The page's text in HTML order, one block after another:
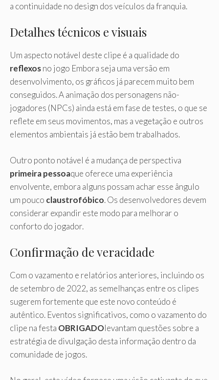
a continuidade no design dos veículos da franquia.
Detalhes técnicos e visuais
Um aspecto notável deste clipe é a qualidade do
reflexosno jogo Embora seja uma versão em
desenvolvimento, os gráficos já parecem muito bem
conseguidos. A animação dos personagens não-
jogadores (NPCs) ainda está em fase de testes, o que se
reflete em seus movimentos, mas a vegetação e outros
elementos ambientais já estão bem trabalhados.
Outro ponto notável é a mudança de perspectiva
primeira pessoaque oferece uma experiência
envolvente, embora alguns possam achar esse ângulo
um pouco claustrofóbico. Os desenvolvedores devem
considerar expandir este modo para melhorar o
conforto do jogador.
Confirmação de veracidade
Com o vazamento e relatórios anteriores, incluindo os
de setembro de 2022, as semelhanças entre os clipes
sugerem fortemente que este novo conteúdo é
autêntico. Eventos significativos, como o vazamento do
clipe na festa OBRIGADOlevantam questões sobre a
estratégia de divulgação desta informação dentro da
comunidade de jogos.